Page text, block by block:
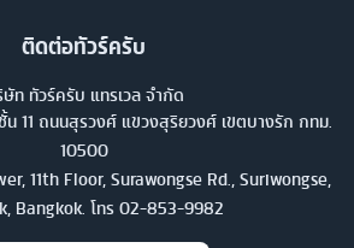
ติดต่อทัวร์ครับ
ท ทัวร์ครับ แทรเวล จำกัด
11 ถนนสุรวงศ์ แขวงสุริยวงศ์ เขตบางรัก กทม.
10500
11th Floor, Surawongse Rd., Suriwongse,
Bangkok. โทร 02-853-9982